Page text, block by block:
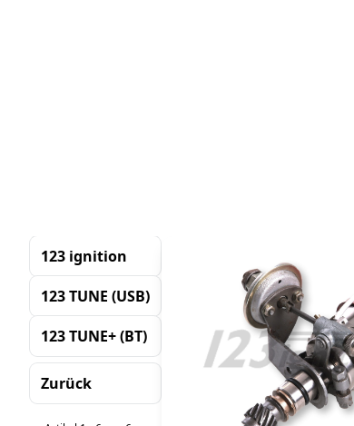
123 ignition
123 TUNE (USB)
123 TUNE+ (BT)
Zurück
Sortierung